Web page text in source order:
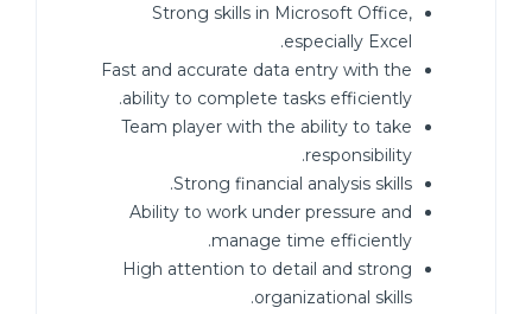
Strong skills in Microsoft Office,
especially Excel.
Fast and accurate data entry with the
ability to complete tasks efficiently.
Team player with the ability to take
responsibility.
Strong financial analysis skills.
Ability to work under pressure and
manage time efficiently.
High attention to detail and strong
organizational skills.